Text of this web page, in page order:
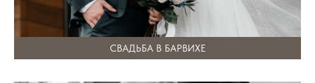
СВАДЬБА В БАРВИХЕ